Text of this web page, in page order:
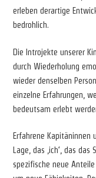
erleben derartige
bedrohlich.
Die Introjekte unserer
durch Wiederholung
wieder denselben
einzelne Erfahrungen,
bedeutsam erlebt
Erfahrene Kapitäninnen
Lage, das ‚ich‘, das
spezifische neue